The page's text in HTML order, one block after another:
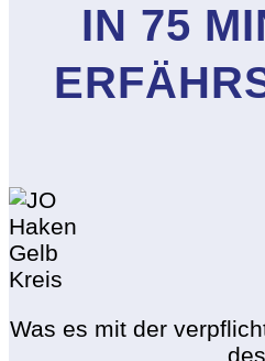
IN 75
Was es mit der
des